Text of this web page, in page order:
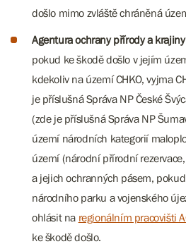
došlo mimo zvláště chráněná
Agentura ochrany přírody a krajiny
pokud ke škodě došlo v jejím
kdekoliv na území CHKO, vyjma
je příslušná Správa NP České
(zde je příslušná Správa NP
území národních kategorií
území (národní přírodní
a jejich ochranných pásem,
národního parku a vojenského
ohlásit na regionálním pracovišti
ke škodě došlo.